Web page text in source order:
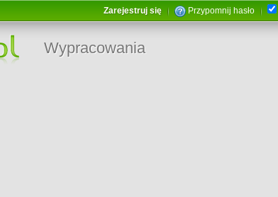
Zarejestruj się Przypomnij hasło
Wypracowania